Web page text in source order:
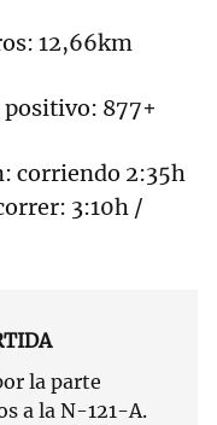
12,66km
877+
2:35h
3:10h /
la parte
a la N-121-A.